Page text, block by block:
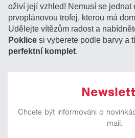
oživí její vzhled! Nemusí se jednat
prvoplánovou trofej, kterou má
Udělejte vítězům radost a
Poklice si vyberete podle barvy a
perfektní komplet.
Chcete být informováni o
mail.